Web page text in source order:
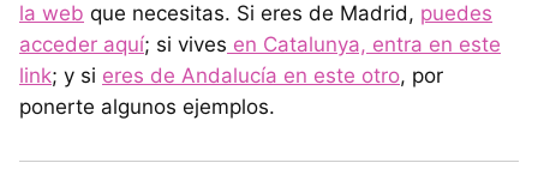
la web que necesitas. Si eres de Madrid, puedes
acceder aquí; si vives en Catalunya, entra en este
link; y si eres de Andalucía en este otro, por
ponerte algunos ejemplos.